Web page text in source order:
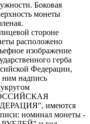
Боковая
монеты
стороне
расположено
изображение
герба
Федерации,
ним надпись
имеются
номинал монеты -